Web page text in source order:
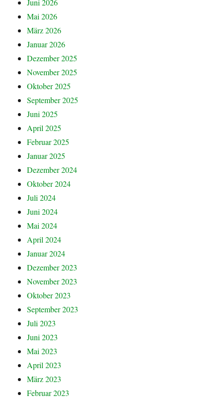
Juni 2026
Mai 2026
März 2026
Januar 2026
Dezember 2025
November 2025
Oktober 2025
September 2025
Juni 2025
April 2025
Februar 2025
Januar 2025
Dezember 2024
Oktober 2024
Juli 2024
Juni 2024
Mai 2024
April 2024
Januar 2024
Dezember 2023
November 2023
Oktober 2023
September 2023
Juli 2023
Juni 2023
Mai 2023
April 2023
März 2023
Februar 2023